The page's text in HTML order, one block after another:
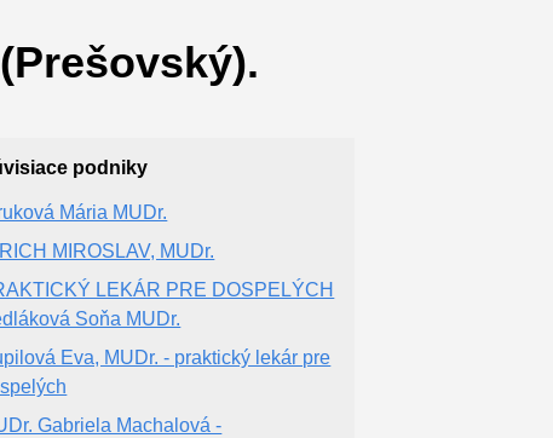
podniky
Mária MUDr.
MIROSLAV, MUDr.
LEKÁR PRE DOSPELÝCH
Soňa MUDr.
Eva, MUDr. - praktický lekár pre
Gabriela Machalová -